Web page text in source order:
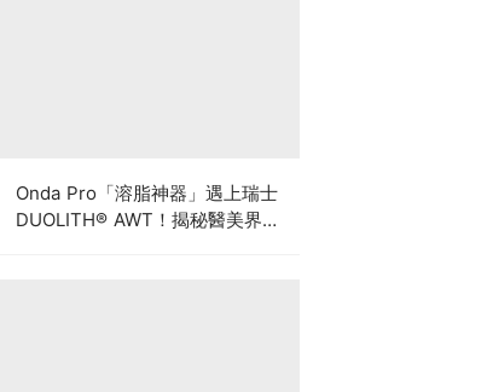
Onda Pro「溶脂神器」遇上瑞士
DUOLITH® AWT！揭秘醫美界悄